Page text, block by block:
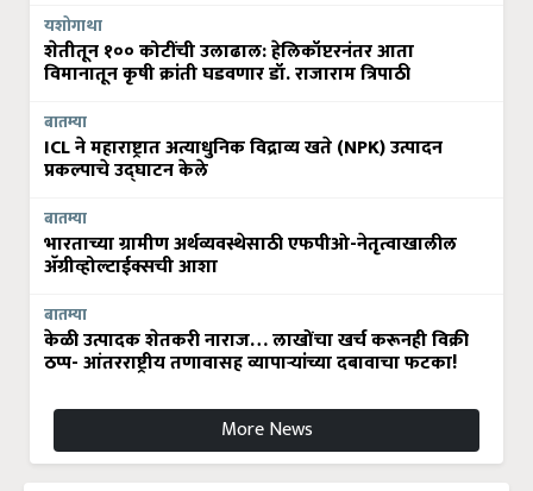
यशोगाथा
शेतीतून १०० कोटींची उलाढाल: हेलिकॉप्टरनंतर आता
विमानातून कृषी क्रांती घडवणार डॉ. राजाराम त्रिपाठी
बातम्या
ICL ने महाराष्ट्रात अत्याधुनिक विद्राव्य खते (NPK) उत्पादन
प्रकल्पाचे उद्घाटन केले
बातम्या
भारताच्या ग्रामीण अर्थव्यवस्थेसाठी एफपीओ-नेतृत्वाखालील
अ‍ॅग्रीव्होल्टाईक्सची आशा
बातम्या
केळी उत्पादक शेतकरी नाराज… लाखोंचा खर्च करूनही विक्री
ठप्प- आंतरराष्ट्रीय तणावासह व्यापाऱ्यांच्या दबावाचा फटका!
More News